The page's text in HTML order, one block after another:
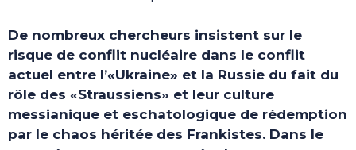
De nombreux chercheurs insistent sur le
risque de conflit nucléaire dans le conflit
actuel entre l’«Ukraine» et la Russie du fait du
rôle des «Straussiens» et leur culture
messianique et eschatologique de rédemption
par le chaos héritée des Frankistes. Dans le